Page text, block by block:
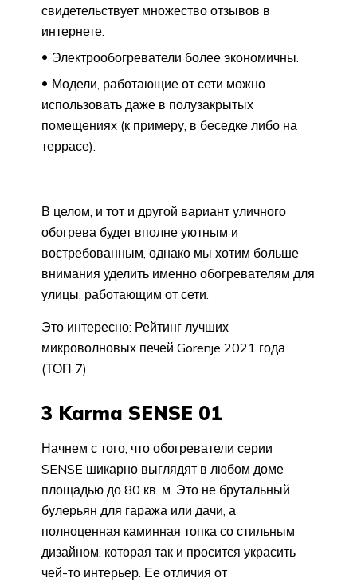
свидетельствует множество отзывов в
интернете.
Электрообогреватели более экономичны.
Модели, работающие от сети можно
использовать даже в полузакрытых
помещениях (к примеру, в беседке либо на
террасе).
В целом, и тот и другой вариант уличного
обогрева будет вполне уютным и
востребованным, однако мы хотим больше
внимания уделить именно обогревателям для
улицы, работающим от сети.
Это интересно: Рейтинг лучших
микроволновых печей Gorenje 2021 года
(ТОП 7)
3 Karma SENSE 01
Начнем с того, что обогреватели серии
SENSE шикарно выглядят в любом доме
площадью до 80 кв. м. Это не брутальный
булерьян для гаража или дачи, а
полноценная каминная топка со стильным
дизайном, которая так и просится украсить
чей-то интерьер. Ее отличия от